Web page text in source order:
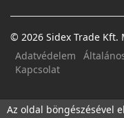
© 2026 Sidex Trade
Adatvédelem
Kapcsolat
Az oldal böngészésével